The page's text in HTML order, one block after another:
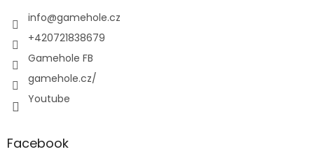
info@gamehole.cz
+420721838679
Gamehole FB
gamehole.cz/
Youtube
Facebook